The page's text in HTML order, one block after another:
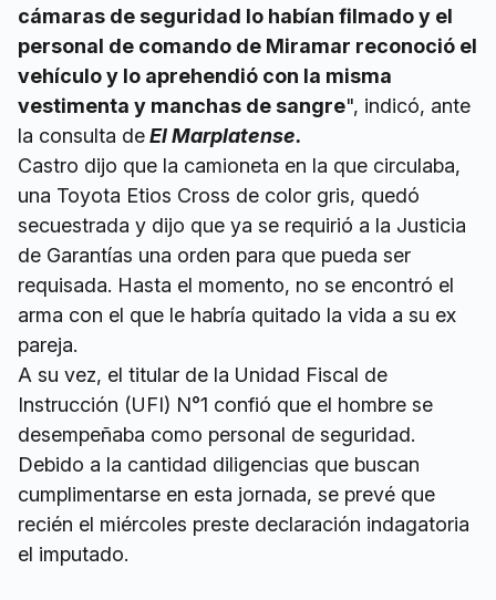
cámaras de seguridad lo habían filmado y el
personal de comando de Miramar reconoció el
vehículo y lo aprehendió con la misma
vestimenta y manchas de sangre", indicó, ante
la consulta deEl Marplatense.
Castro dijo que la camioneta en la que circulaba,
una Toyota Etios Cross de color gris, quedó
secuestrada y dijo que ya se requirió a la Justicia
de Garantías una orden para que pueda ser
requisada. Hasta el momento, no se encontró el
arma con el que le habría quitado la vida a su ex
pareja.
A su vez, el titular de la Unidad Fiscal de
Instrucción (UFI) N°1 confió que el hombre se
desempeñaba como personal de seguridad.
Debido a la cantidad diligencias que buscan
cumplimentarse en esta jornada, se prevé que
recién el miércoles preste declaración indagatoria
el imputado.